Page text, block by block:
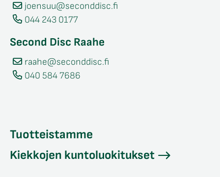
joensuu@seconddisc.fi
044 243 0177
Second Disc Raahe
raahe@seconddisc.fi
040 584 7686
Tuotteistamme
Kiekkojen kuntoluokitukset